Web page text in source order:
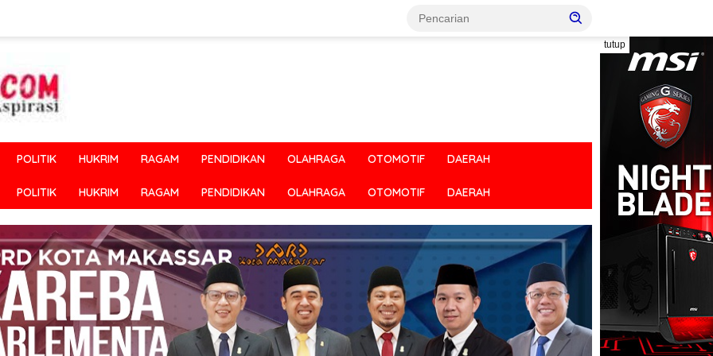
tutup
POLITIK HUKRIM RAGAM PENDIDIKAN OLAHRAGA OTOMOTIF DAERAH
POLITIK HUKRIM RAGAM PENDIDIKAN OLAHRAGA OTOMOTIF DAERAH